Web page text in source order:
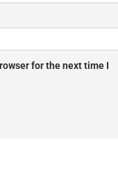
for the next time I